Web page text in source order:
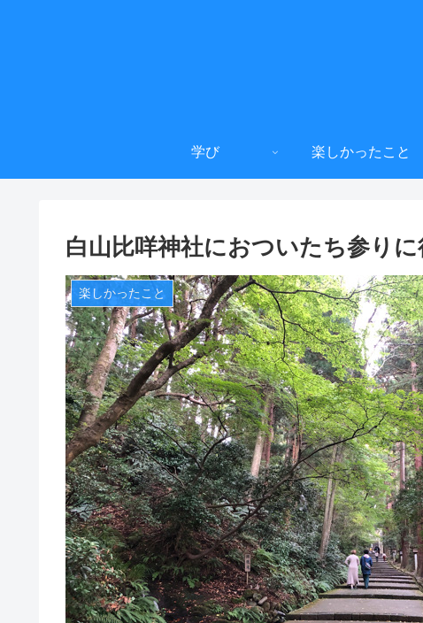
学び 楽しかったこと
白山比咩神社におついたち参り
楽しかったこと